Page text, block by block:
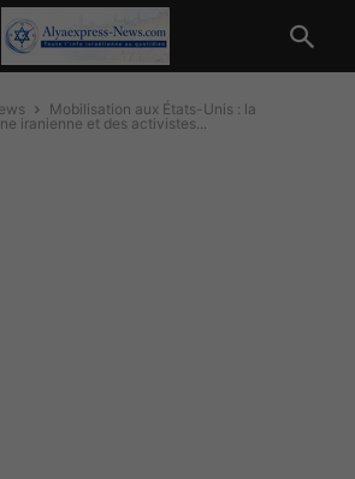
Mobilisation aux États-Unis : la
iranienne et des activistes...